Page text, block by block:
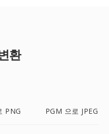
환
PNG PGM 으로 JPEG